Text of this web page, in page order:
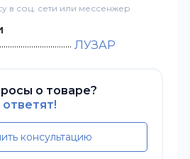
в соц. сети или мессенжер
ЛУЗАР
о товаре?
консультацию